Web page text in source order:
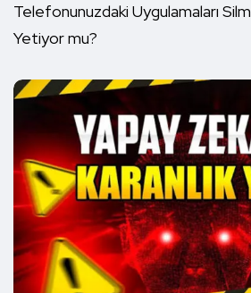
Telefonunuzdaki Uygulamaları
Yetiyor mu?